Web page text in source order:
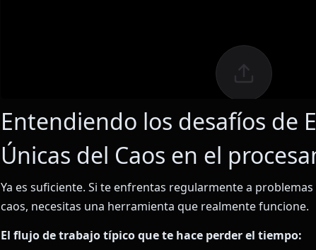
Entendiendo los desafíos de
Únicas del Caos en el
Ya es suficiente. Si te enfrentas regularmente a
caos, necesitas una herramienta que realmente funcione.
El flujo de trabajo típico que te hace perder el tiempo: